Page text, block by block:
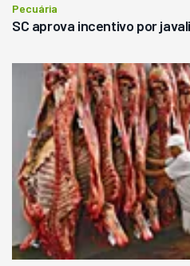
Pecuária
SC aprova incentivo por